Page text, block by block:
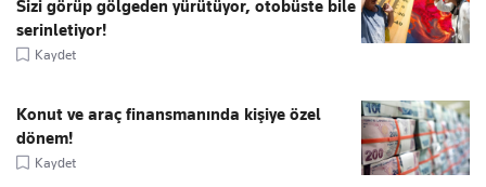
Sizi görüp gölgeden yürütüyor, otobüste bile
serinletiyor!
Kaydet
Konut ve araç finansmanında kişiye özel
dönem!
Kaydet